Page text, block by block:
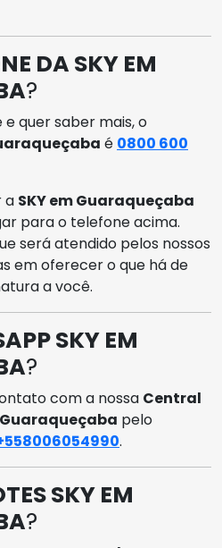
DA SKY EM
?
quer saber mais, o
é 0800 600
a SKY em Guaraqueçaba
para o telefone acima.
será atendido pelos nossos
em oferecer o que há de
a você.
SKY EM
?
com a nossa Central
Guaraqueçaba pelo
.
SKY EM
?